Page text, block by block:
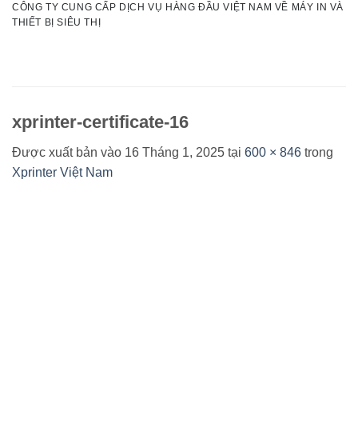
Bỏ
qua
CÔNG TY CUNG CẤP DỊCH VỤ HÀNG ĐẦU VIỆT NAM VỀ MÁY IN VÀ
THIẾT BỊ SIÊU THỊ
xprinter-certificate-16
Được xuất bản vào 16 Tháng 1, 2025 tại 600 × 846 trong
Xprinter Việt Nam